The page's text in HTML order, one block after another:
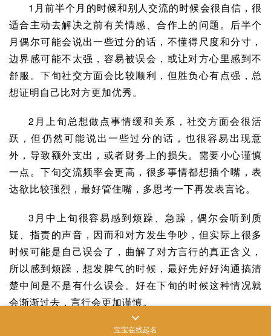
1月前半个月的时候和别人交流的时候会很自信，很
适合主动去解决之前有关情感、合作上的问题。后半个
月偶尔可能会说出一些过分的话，不懂得尺度和分寸，
边界感可能不太强，容易被误会，或让对方心里感到不
舒服。下旬社交方面会比较顺利，但胜负心有点强，总
想证明自己比对方更加优秀。
2月上旬总想做点事情缓和关系，社交方面会很活
跃，但仍然可能说出一些过分的话，也很容易出现意
外，导致额外支出，或者财务上的损失。需要小心谨慎
一点。下旬交流频率会更高，很多事情都想插个嘴，表
达欲比较强烈，最好管住嘴，多思考一下再发表言论。
3月中上旬很容易感到烦躁、急躁，偶尔会听到质
疑、指责的声音，因而和对方发生争吵，但实际上很多
时候可能是自己误会了，曲解了对方言行的真正含义，
所以感到烦躁，想发脾气的时候，最好先好好沟通搞清
楚中间是不是有什么误会。好在下旬的时候这种情况就
会渐渐过去，言行会更加谨慎。
4月中旬的时候可能会陷入两难的抉择，或者面临站
宝宝在线起名